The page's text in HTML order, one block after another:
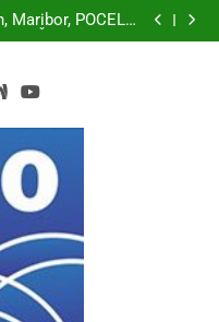
PARLAMENTU
Maribor, POČELO
RADA I
POSTATI
KRIZA U
PARLAMENTU
Maribor, POČELO
IZ SLOVENIJE
LUDILO